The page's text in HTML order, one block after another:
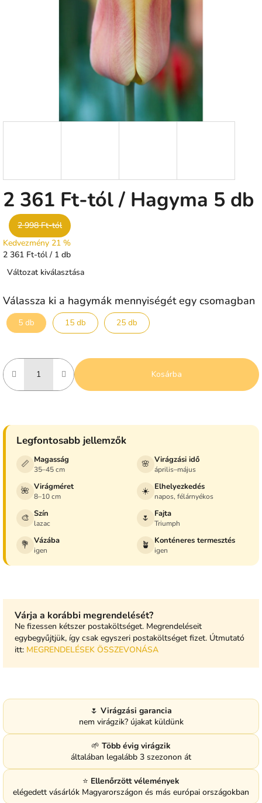
2 361 Ft-tól/ Hagyma 5 db
2 998 Ft-tól
Kedvezmény 21 %
Egységár:
2 361 Ft-tól / 1 db
Változat kiválasztása
Válassza ki a hagymák mennyiségét egy csomagban
5 db 15 db 25 db
Kosárba
Legfontosabb jellemzők
📏 Magasság
35–45 cm 🌸 Virágzási idő
április–május
🌺 Virágméret
8–10 cm ☀️ Elhelyezkedés
napos, félárnyékos
🎨 Szín
lazac 🌷 Fajta
Triumph
💐 Vázába
igen 🪴 Konténeres termesztés
igen
Várja a korábbi megrendelését?
Ne fizessen kétszer postaköltséget. Megrendeléseit
egybegyűjtjük, így csak egyszeri postaköltséget fizet. Útmutató
itt: MEGRENDELÉSEK ÖSSZEVONÁSA
🌷 Virágzási garancia
nem virágzik? újakat küldünk
🌱 Több évig virágzik
általában legalább 3 szezonon át
⭐ Ellenőrzött vélemények
elégedett vásárlók Magyarországon és más európai országokban